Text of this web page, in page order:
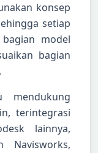
konsep
setiap
model
bagian
mendukung
terintegrasi
lainnya,
Navisworks,